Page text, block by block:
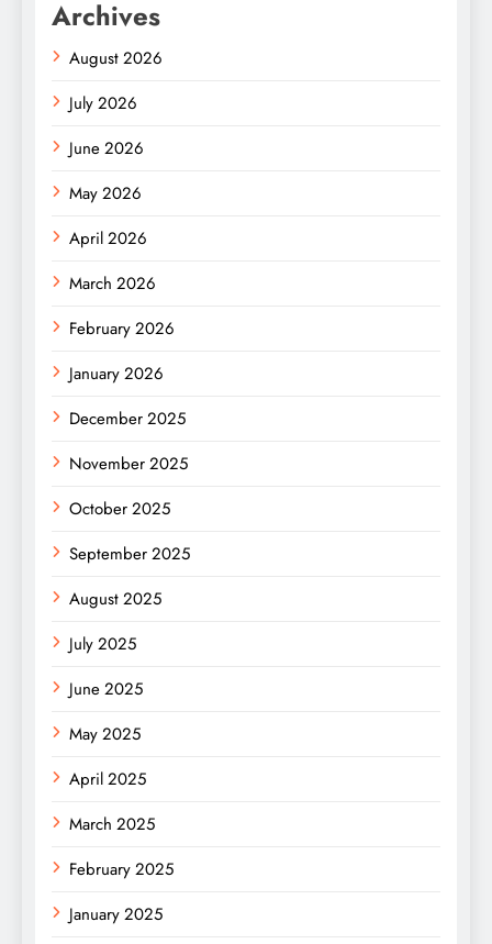
Archives
August 2026
July 2026
June 2026
May 2026
April 2026
March 2026
February 2026
January 2026
December 2025
November 2025
October 2025
September 2025
August 2025
July 2025
June 2025
May 2025
April 2025
March 2025
February 2025
January 2025